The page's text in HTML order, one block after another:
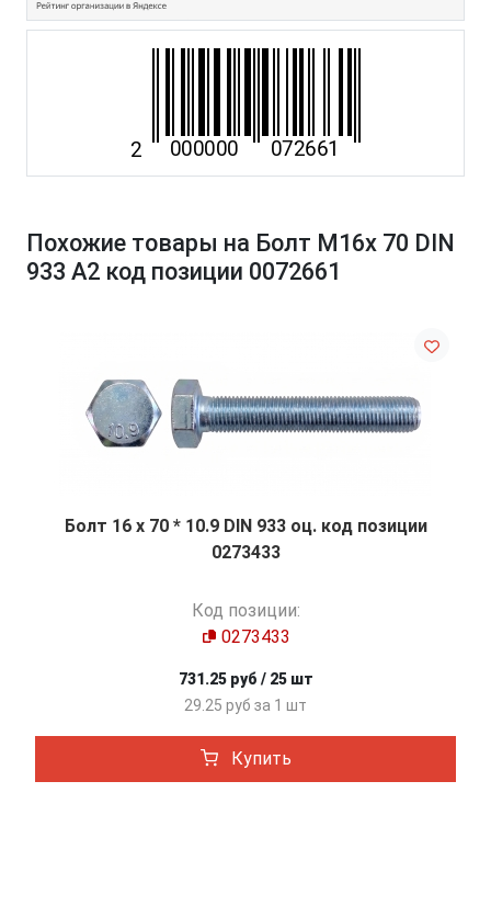
Похожие товары на Болт М16х 70 DIN
933 A2 код позиции 0072661
Болт 16 х 70 * 10.9 DIN 933 оц. код позиции
0273433
Код позиции:
0273433
731.25 руб / 25 шт
29.25 руб за 1 шт
Купить